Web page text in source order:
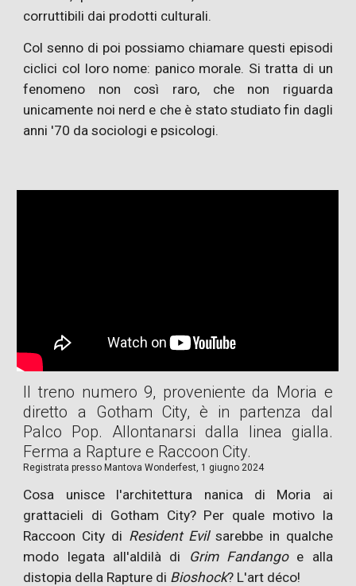
corruttibili dai prodotti culturali.
Col senno di poi possiamo chiamare questi episodi
ciclici col loro nome: panico morale. Si tratta di un
fenomeno non così raro, che non riguarda
unicamente noi nerd e che è stato studiato fin dagli
anni '70 da sociologi e psicologi.
Il treno numero 9, proveniente da Moria e
diretto a Gotham City, è in partenza dal
Palco Pop. Allontanarsi dalla linea gialla.
Ferma a Rapture e Raccoon City.
Registrata presso Mantova Wonderfest, 1 giugno 2024
Cosa unisce l'architettura nanica di Moria ai
grattacieli di Gotham City? Per quale motivo la
Raccoon City di Resident Evilsarebbe in qualche
modo legata all'aldilà di
Grim Fandangoe alla
distopia della Rapture di Bioshock? L'art déco!